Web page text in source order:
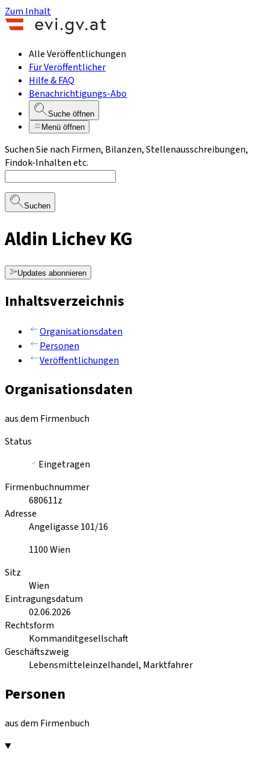
Zum Inhalt
Alle Veröffentlichungen
Für Veröffentlicher
Hilfe & FAQ
Benachrichtigungs-Abo
Suche öffnen
Menü öffnen
Suchen Sie nach Firmen, Bilanzen, Stellenausschreibungen,
Findok-Inhalten etc.
Suchen
Aldin Lichev KG
Updates abonnieren
Inhaltsverzeichnis
Organisationsdaten
Personen
Veröffentlichungen
Organisationsdaten
aus dem Firmenbuch
Status
Eingetragen
Firmenbuchnummer
680611z
Adresse
Angeligasse 101/16
1100Wien
Sitz
Wien
Eintragungsdatum
02.06.2026
Rechtsform
Kommanditgesellschaft
Geschäftszweig
Lebensmitteleinzelhandel, Marktfahrer
Personen
aus dem Firmenbuch